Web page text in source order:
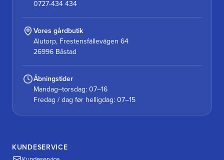
0727-434 434
Vores gårdbutik
Alutorp, Frestensfällevägen 64
26996 Båstad
Åbningstider
Mandag–torsdag: 07–16
Fredag / dag før helligdag: 07–15
KUNDESERVICE